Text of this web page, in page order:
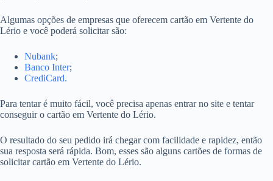
Algumas opções de empresas que oferecem cartão em Vertente do
Lério e você poderá solicitar são:
Nubank;
Banco Inter;
CrediCard.
Para tentar é muito fácil, você precisa apenas entrar no site e tentar
conseguir o cartão em Vertente do Lério.
O resultado do seu pedido irá chegar com facilidade e rapidez, então
sua resposta será rápida. Bom, esses são alguns cartões de formas de
solicitar cartão em Vertente do Lério.